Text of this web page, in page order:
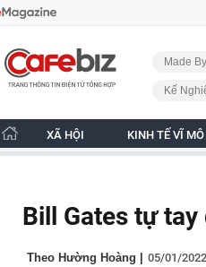
CafeBiz - Trang chủ
Made
Kế
XÃ HỘI KINH TẾ VĨ MÔ
Bill Gates tự
Theo Hường Hoàng 05/01/